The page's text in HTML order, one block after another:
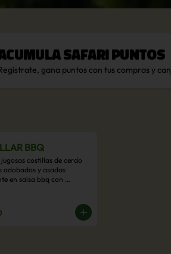
Safari Puntos
gana puntos con tus compras y
BBQ
jugosas costillas de cerdo
adobadas y asadas
en salsa bbq con
Puré picante, Verduras
Papas parmentier, Papas